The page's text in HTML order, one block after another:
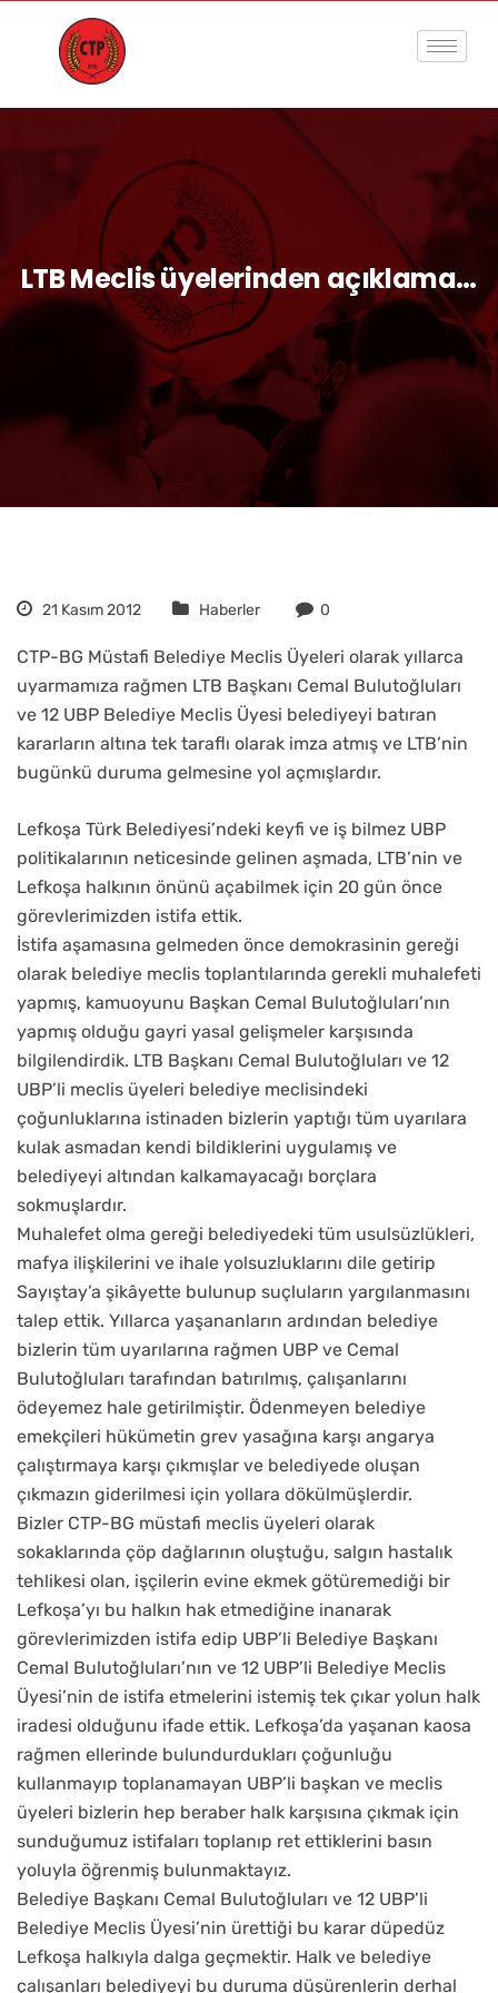
LTB Meclis üyelerinden açıklama…
21 Kasım 2012 Haberler 0
CTP-BG Müstafi Belediye Meclis Üyeleri olarak yıllarca
uyarmamıza rağmen LTB Başkanı Cemal Bulutoğluları
ve 12 UBP Belediye Meclis Üyesi belediyeyi batıran
kararların altına tek taraflı olarak imza atmış ve LTB’nin
bugünkü duruma gelmesine yol açmışlardır.
Lefkoşa Türk Belediyesi’ndeki keyfi ve iş bilmez UBP
politikalarının neticesinde gelinen aşmada, LTB’nin ve
Lefkoşa halkının önünü açabilmek için 20 gün önce
görevlerimizden istifa ettik.
İstifa aşamasına gelmeden önce demokrasinin gereği
olarak belediye meclis toplantılarında gerekli muhalefeti
yapmış, kamuoyunu Başkan Cemal Bulutoğluları’nın
yapmış olduğu gayri yasal gelişmeler karşısında
bilgilendirdik. LTB Başkanı Cemal Bulutoğluları ve 12
UBP’li meclis üyeleri belediye meclisindeki
çoğunluklarına istinaden bizlerin yaptığı tüm uyarılara
kulak asmadan kendi bildiklerini uygulamış ve
belediyeyi altından kalkamayacağı borçlara
sokmuşlardır.
Muhalefet olma gereği belediyedeki tüm usulsüzlükleri,
mafya ilişkilerini ve ihale yolsuzluklarını dile getirip
Sayıştay’a şikâyette bulunup suçluların yargılanmasını
talep ettik. Yıllarca yaşananların ardından belediye
bizlerin tüm uyarılarına rağmen UBP ve Cemal
Bulutoğluları tarafından batırılmış, çalışanlarını
ödeyemez hale getirilmiştir. Ödenmeyen belediye
emekçileri hükümetin grev yasağına karşı angarya
çalıştırmaya karşı çıkmışlar ve belediyede oluşan
çıkmazın giderilmesi için yollara dökülmüşlerdir.
Bizler CTP-BG müstafi meclis üyeleri olarak
sokaklarında çöp dağlarının oluştuğu, salgın hastalık
tehlikesi olan, işçilerin evine ekmek götüremediği bir
Lefkoşa’yı bu halkın hak etmediğine inanarak
görevlerimizden istifa edip UBP’li Belediye Başkanı
Cemal Bulutoğluları’nın ve 12 UBP’li Belediye Meclis
Üyesi’nin de istifa etmelerini istemiş tek çıkar yolun halk
iradesi olduğunu ifade ettik. Lefkoşa’da yaşanan kaosa
rağmen ellerinde bulundurdukları çoğunluğu
kullanmayıp toplanamayan UBP’li başkan ve meclis
üyeleri bizlerin hep beraber halk karşısına çıkmak için
sunduğumuz istifaları toplanıp ret ettiklerini basın
yoluyla öğrenmiş bulunmaktayız.
Belediye Başkanı Cemal Bulutoğluları ve 12 UBP’li
Belediye Meclis Üyesi’nin ürettiği bu karar düpedüz
Lefkoşa halkıyla dalga geçmektir. Halk ve belediye
çalışanları belediyeyi bu duruma düşürenlerin derhal